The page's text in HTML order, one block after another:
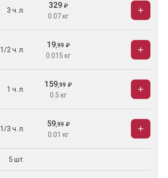
3 ч. л.
329 ₽
0.07 кг
1/2 ч. л.
19,99 ₽
0.015 кг
1 ч. л.
159,99 ₽
0.5 кг
1/3 ч. л.
59,99 ₽
0.01 кг
5 шт.